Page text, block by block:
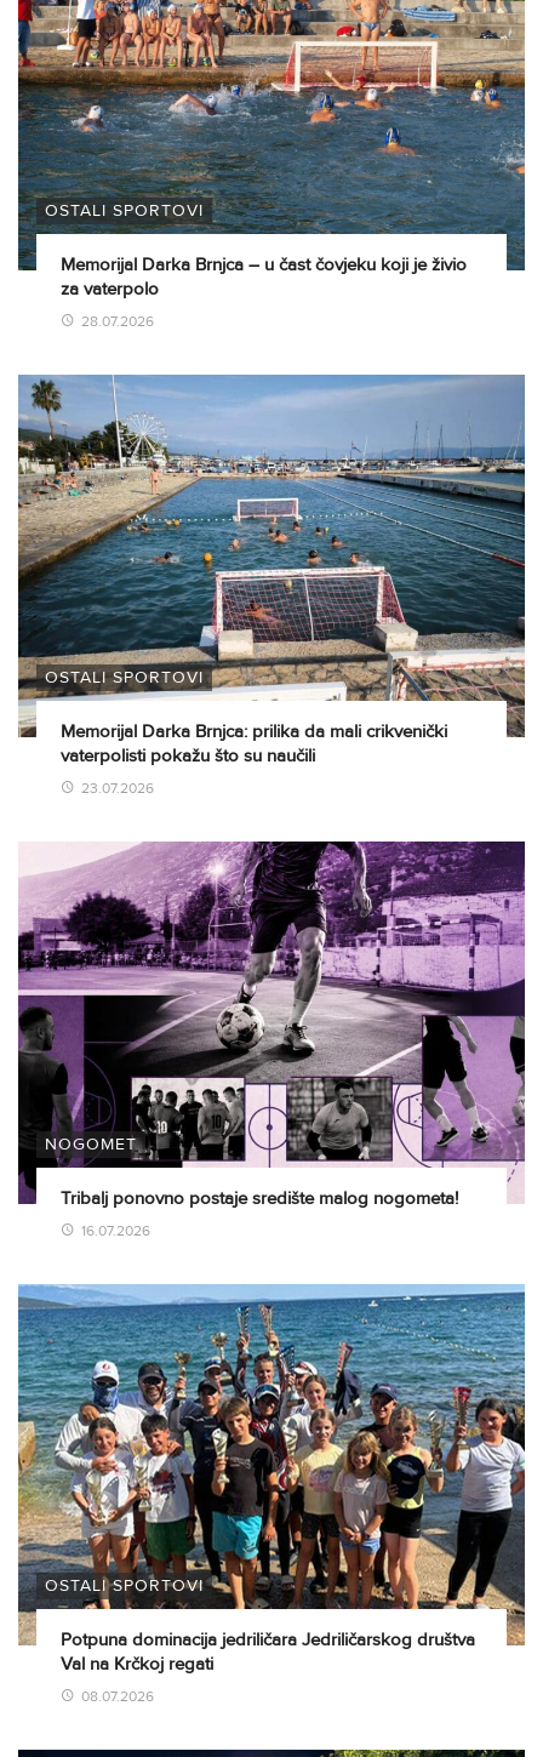
OSTALI SPORTOVI
Memorijal Darka Brnjca – u čast čovjeku koji je živio
za vaterpolo
28.07.2026
OSTALI SPORTOVI
Memorijal Darka Brnjca: prilika da mali crikvenički
vaterpolisti pokažu što su naučili
23.07.2026
NOGOMET
Tribalj ponovno postaje središte malog nogometa!
16.07.2026
OSTALI SPORTOVI
Potpuna dominacija jedriličara Jedriličarskog društva
Val na Krčkoj regati
08.07.2026